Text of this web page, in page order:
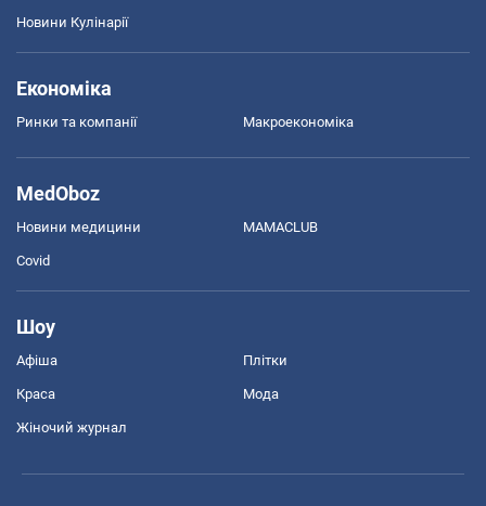
Новини Кулінарії
Економіка
Ринки та компанії Макроекономіка
MedOboz
Новини медицини MAMACLUB
Covid
Шоу
Афіша Плітки
Краса Мода
Жіночий журнал